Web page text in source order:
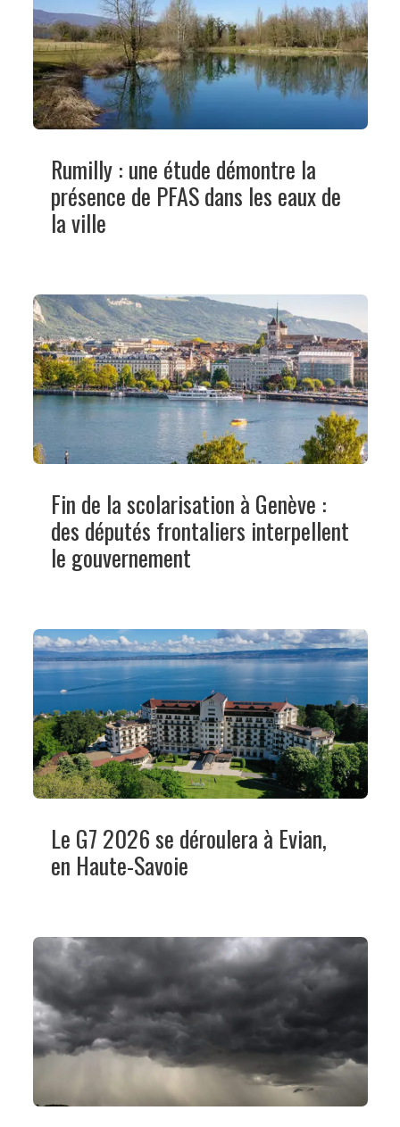
Rumilly : une étude démontre la
présence de PFAS dans les eaux de
la ville
Fin de la scolarisation à Genève :
des députés frontaliers interpellent
le gouvernement
Le G7 2026 se déroulera à Evian,
en Haute-Savoie